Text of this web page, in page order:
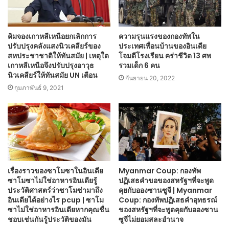
คิมจองเกาหลีเหนือยกเลิกการ
ปรับปรุงคลังแสงนิวเคลียร์ของ
สหประชาชาติให้ทันสมัย ​​| เหตุใด
เกาหลีเหนือจึงปรับปรุงอาวุธ
นิวเคลียร์ให้ทันสมัย UN เตือน
กุมภาพันธ์ 9, 2021
ความรุนแรงของกองทัพใน
ประเทศเพื่อนบ้านของอินเดีย
โจมตีโรงเรียน คร่าชีวิต 13 ศพ
รวมเด็ก 6 คน
กันยายน 20, 2022
เรื่องราวของซาโมซาในอินเดีย
ซาโมซาไม่ใช่อาหารอินเดียรู้
ประวัติศาสตร์ว่าซาโมซ่ามาถึง
อินเดียได้อย่างไร pcup | ซาโม
ซาไม่ใช่อาหารอินเดียหากคุณชื่น
ชอบเช่นกันรู้ประวัติของมัน
Myanmar Coup: กองทัพ
ปฏิเสธคำขอของสหรัฐฯที่จะพูด
คุยกับอองซานซูจี | Myanmar
Coup: กองทัพปฏิเสธคำอุทธรณ์
ของสหรัฐฯที่จะพูดคุยกับอองซาน
ซูจีไม่ยอมสละอำนาจ